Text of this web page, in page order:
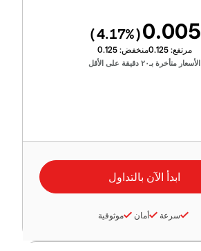
0.005
(
4.17%)
مرتفع:0.125منخفض:0.125
الأسعار متأخرة بـ٢٠ دقيقة على الأقل
سرعة أمان موثوقية